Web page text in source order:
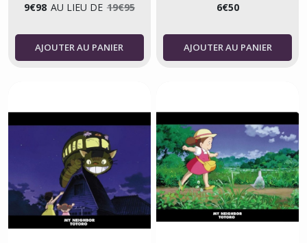
9€98 AU LIEU DE 19€95
AJOUTER AU PANIER
6€50
AJOUTER AU PANIER